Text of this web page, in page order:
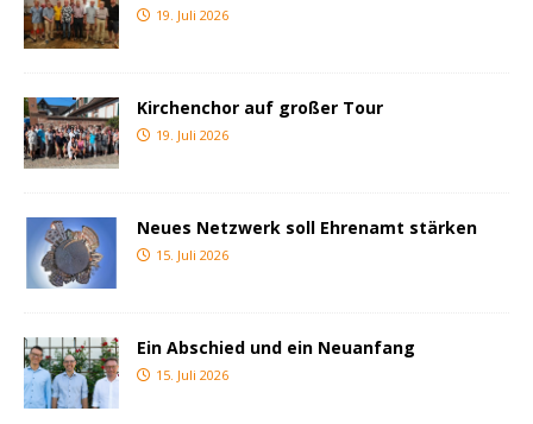
19. Juli 2026
Kirchenchor auf großer Tour
19. Juli 2026
Neues Netzwerk soll Ehrenamt stärken
15. Juli 2026
Ein Abschied und ein Neuanfang
15. Juli 2026